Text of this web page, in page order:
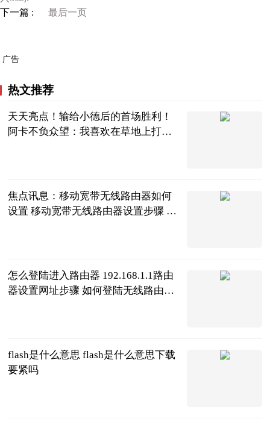
下一篇 :
最后一页
广告
热文推荐
天天亮点！输给小德后的首场胜利！
阿卡不负众望：我喜欢在草地上打
焦点讯息：移动宽带无线路由器如何
设置 移动宽带无线路由器设置步骤 移
怎么登陆进入路由器 192.168.1.1路由
器设置网址步骤 如何登陆无线路由器
flash是什么意思 flash是什么意思下载
要紧吗